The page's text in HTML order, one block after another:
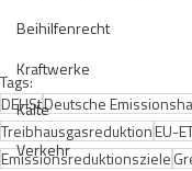
Beihilfenrecht
Kraftwerke
Kälte
Verkehr
Tags:
DEHStDeutsche
TreibhausgasreduktionEU-
Emissionsreduktionsziele